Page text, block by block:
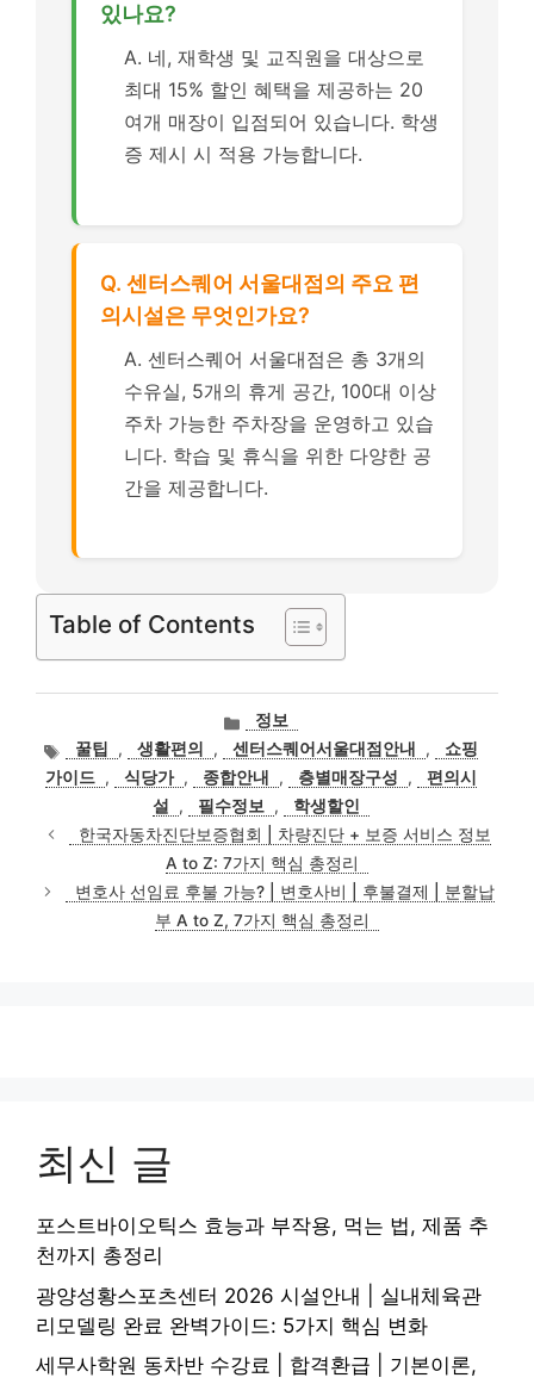
있나요?
A. 네, 재학생 및 교직원을 대상으로
최대 15% 할인 혜택을 제공하는 20
여개 매장이 입점되어 있습니다. 학생
증 제시 시 적용 가능합니다.
Q. 센터스퀘어 서울대점의 주요 편
의시설은 무엇인가요?
A. 센터스퀘어 서울대점은 총 3개의
수유실, 5개의 휴게 공간, 100대 이상
주차 가능한 주차장을 운영하고 있습
니다. 학습 및 휴식을 위한 다양한 공
간을 제공합니다.
Table of Contents
카
테
고
리
정보
태
그
꿀팁 , 생활편의 , 센터스퀘어서울대점안내 ,
쇼핑
가이드 , 식당가 , 종합안내 , 층별매장구성 ,
편의시
설
, 필수정보 ,
학생할인
한국자동차진단보증협회 | 차량진단 + 보증 서비스 정보
A to Z: 7가지 핵심 총정리
변호사 선임료 후불 가능? | 변호사비 | 후불결제 | 분할납
부 A to Z, 7가지 핵심 총정리
최신 글
포스트바이오틱스 효능과 부작용, 먹는 법, 제품 추
천까지 총정리
광양성황스포츠센터 2026 시설안내 | 실내체육관
리모델링 완료 완벽가이드: 5가지 핵심 변화
세무사학원 동차반 수강료 | 합격환급 | 기본이론,